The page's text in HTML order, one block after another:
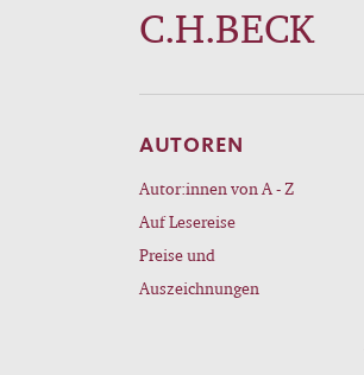
C.H.BECK
AUTOREN
Autor:innen von A - Z
Auf Lesereise
Preise und
Auszeichnungen